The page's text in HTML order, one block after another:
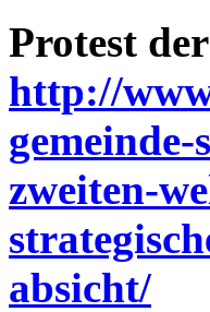
Protest
http://
zweiten-
absicht/